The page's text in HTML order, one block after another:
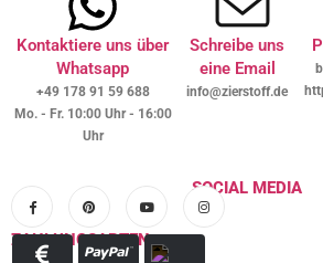
Kontaktiere uns über
Whatsapp
+49 178 91 59 688
Mo. - Fr. 10:00 Uhr - 16:00
Uhr
Schreibe uns
eine Email
info@zierstoff.de
SOCIAL MEDIA
ZAHLUNGSARTEN